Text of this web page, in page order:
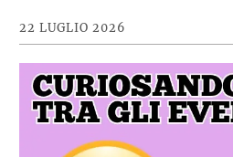
22 LUGLIO 2026